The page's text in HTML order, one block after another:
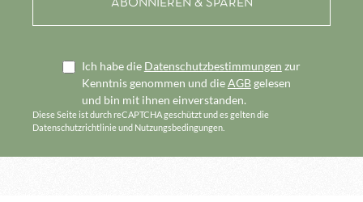
Ich habe die Datenschutzbestimmungen zur
Kenntnis genommen und dieAGBgelesen
und bin mit ihnen einverstanden.
Diese Seite ist durch reCAPTCHA geschützt und es gelten die
Datenschutzrichtlinieund Nutzungsbedingungen